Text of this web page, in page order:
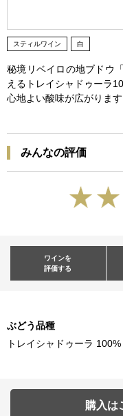
スティルワイン 白
秘境リベイロの地ブドウ
えるトレイシャドゥーラ
心地よい酸味が広がります
みんなの評価
ワインを
評価する
ぶどう品種
トレイシャドゥーラ 100%
購入は